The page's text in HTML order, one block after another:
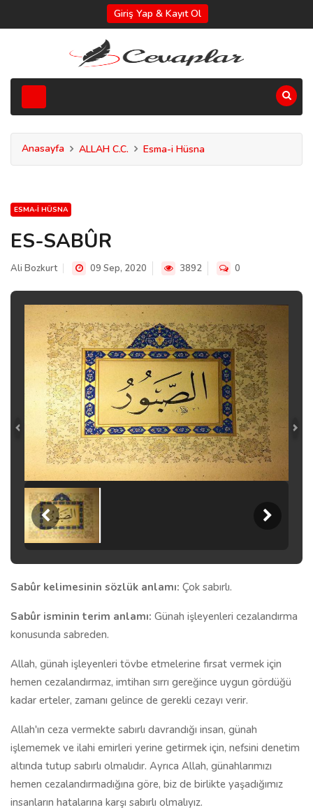
Giriş Yap & Kayıt Ol
Anasayfa ALLAH C.C. Esma-i Hüsna
ESMA-I HÜSNA
ES-SABÛR
Ali Bozkurt 09 Sep, 2020 3892 0
Sabûr kelimesinin sözlük anlamı: Çok sabırlı.
Sabûr isminin terim anlamı: Günah işleyenleri cezalandırma
konusunda sabreden.
Allah, günah işleyenleri tövbe etmelerine fırsat vermek için
hemen cezalandırmaz, imtihan sırrı gereğince uygun gördüğü
kadar erteler, zamanı gelince de gerekli cezayı verir.
Allah'ın ceza vermekte sabırlı davrandığı insan, günah
işlememek ve ilahi emirleri yerine getirmek için, nefsini denetim
altında tutup sabırlı olmalıdır. Ayrıca Allah, günahlarımızı
hemen cezalandırmadığına göre, biz de birlikte yaşadığımız
insanların hatalarına karşı sabırlı olmalıyız.